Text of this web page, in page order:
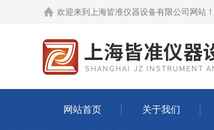
欢迎来到 上海皆准仪器设备有限公司网站 ！
网站首页 关于我们